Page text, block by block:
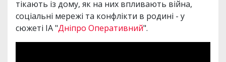
тікають із дому, як на них впливають війна,
соціальні мережі та конфлікти в родині - у
сюжеті ІА "Дніпро Оперативний".